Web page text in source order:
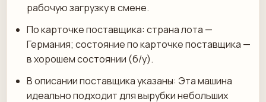
рабочую загрузку в смене.
По карточке поставщика: страна лота —
Германия; состояние по карточке поставщика —
в хорошем состоянии (б/у).
В описании поставщика указаны: Эта машина
идеально подходит для вырубки небольших